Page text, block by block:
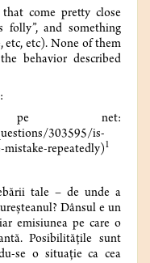
come pretty close
folly”, and something
etc, etc). None of them
behavior described
pe net:
303595/is-
repeatedly)1
tale – de unde a
Dânsul e un
emisiunea pe care o
Posibilitățile sunt
se o situație ca cea